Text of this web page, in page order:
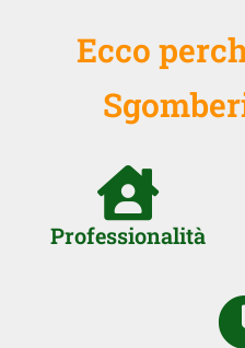
Ecco
Professionalità